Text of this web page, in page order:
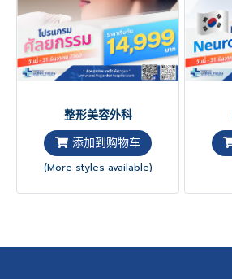
整形美容外科
添加到购物车
(More styles available)